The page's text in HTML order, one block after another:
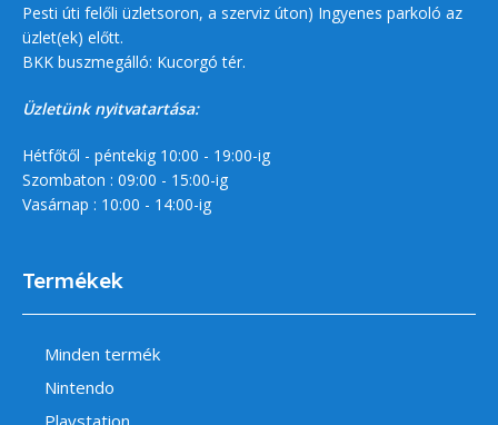
Pesti úti felőli üzletsoron, a szerviz úton) Ingyenes parkoló az
üzlet(ek) előtt.
BKK buszmegálló: Kucorgó tér.
Üzletünk nyitvatartása:
Hétfőtől - péntekig 10:00 - 19:00-ig
Szombaton : 09:00 - 15:00-ig
Vasárnap : 10:00 - 14:00-ig
Termékek
Minden termék
Nintendo
Playstation